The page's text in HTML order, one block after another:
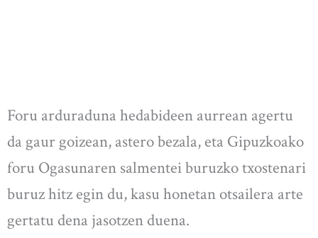
Foru arduraduna hedabideen aurrean agertu
da gaur goizean, astero bezala, eta Gipuzkoako
foru Ogasunaren salmentei buruzko txostenari
buruz hitz egin du, kasu honetan otsailera arte
gertatu dena jasotzen duena.